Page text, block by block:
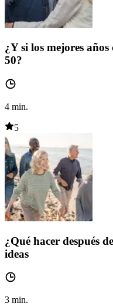
¿Y si los mejores
50?
4 min.
5
¿Qué hacer después
ideas
3 min.